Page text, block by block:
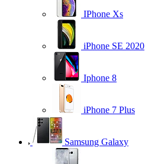
IPhone Xs
iPhone SE 2020
Iphone 8
iPhone 7 Plus
Samsung Galaxy